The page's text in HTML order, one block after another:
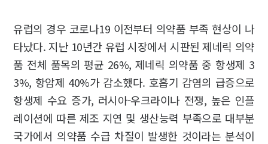
유럽의 경우 코로나19 이전부터 의약품 부족 현상이 나
타났다. 지난 10년간 유럽 시장에서 시판된 제네릭 의약
품 전체 품목의 평균 26%, 제네릭 의약품 중 항생제 3
3%, 항암제 40%가 감소했다. 호흡기 감염의 급증으로
항생제 수요 증가, 러시아-우크라이나 전쟁, 높은 인플
레이션에 따른 제조 지연 및 생산능력 부족으로 대부분
국가에서 의약품 수급 차질이 발생한 것이라는 분석이